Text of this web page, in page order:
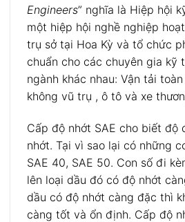
Engineers” nghĩa là Hiệp hội
một hiệp hội nghề nghiệp
trụ sở tại Hoa Kỳ và tổ chức
chuẩn cho các chuyên gia kỹ
ngành khác nhau: Vận tải
không vũ trụ , ô tô và xe
Cấp độ nhớt SAE cho biết độ
nhớt. Tại vì sao lại có những
SAE 40, SAE 50. Con số đi
lên loại dầu đó có độ nhớt
dầu có độ nhớt càng đặc thì
càng tốt và ổn định. Cấp độ